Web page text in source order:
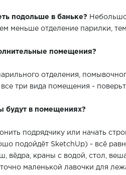
подольше в баньке?
меньше отделение парилки,
помещения?
отделения,
три вида помещения -
будут в помещениях?
подрядчику или начать
подойдёт SketchUp) - всё
вёдра, краны с водой, стол,
маленькой лавочки для